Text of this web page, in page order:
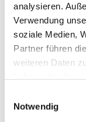
analysieren.
Verwendung
soziale Medien,
Partner führen
weiteren Daten
Notwendig
Impressum
Datenschutz